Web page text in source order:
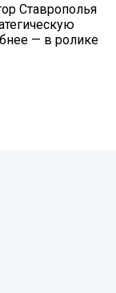
Ставрополья
— в ролике